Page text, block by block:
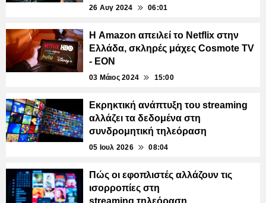
26 Αυγ 2024 06:01
Η Amazon απειλεί το Netflix στην
Ελλάδα, σκληρές μάχες Cosmote TV
- EON
03 Μάιος 2024 15:00
Εκρηκτική ανάπτυξη του streaming
αλλάζει τα δεδομένα στη
συνδρομητική τηλεόραση
05 Ιουλ 2026 08:04
Πώς οι εφοπλιστές αλλάζουν τις
ισορροπίες στη
streaming τηλεόραση